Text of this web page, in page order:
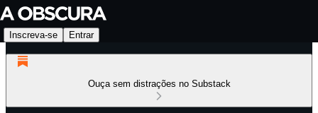
Inscreva-se Entrar
Ouça sem distrações no Substack